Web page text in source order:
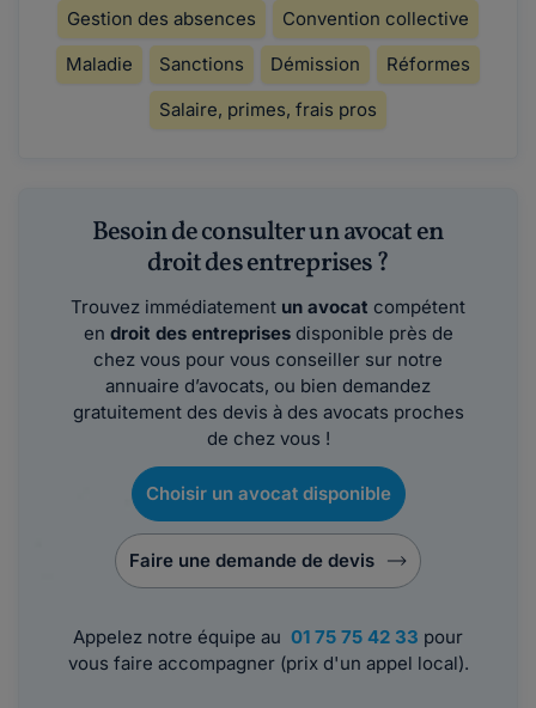
Gestion des absences
Convention collective
Maladie
Sanctions Démission
Réformes
Salaire, primes, frais pros
Besoin de consulter un avocat en
droit des entreprises ?
Trouvez immédiatement un avocat compétent
en droit des entreprisesdisponible près de
chez vous pour vous conseiller sur notre
annuaire d’avocats, ou bien demandez
gratuitement des devis à des avocats proches
de chez vous !
Choisir un avocat disponible
Faire une demande de devis
Appelez notre équipe au 01 75 75 42 33 pour
vous faire accompagner (prix d'un appel local).